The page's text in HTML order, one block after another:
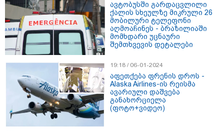
09:50 / 07-08-2026
გამოქვეყნდა SpaceX-ის
რაკეტის ფრაგმენტის
მთვარესთან შეჯახების
ამსახველი კადრები -
ორბიტალურმა აპარატმა
მთვარის ზედაპირი შეჯახებამდე
და შეჯახების შემდეგ გადაიღო
10:45 / 07-08-2026
"აშშ კვლავაც ღრმად
შეშფოთებულია რუსეთის მიერ
საქართველოს ტერიტორიის
განგრძობადი ოკუპაციით" -
აშშ-ის საელჩო
ავტობუსში გარდაცვლილი
ქალის სხეულზე მიკრული 26
მობილური ტელეფონი
აღმოაჩინეს - ბრაზილიაში
მომხდარი უცნაური
შემთხვევის დეტალები
19:18 / 06-01-2024
აფეთქება ფრენის დროს -
Alaska Airlines-ის რეისმა
ავარიული დაშვება
განახორციელა
(ფოტო+ვიდეო)